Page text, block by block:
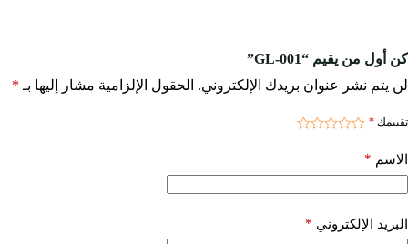
كن أول من يقيم “GL-001”
لن يتم نشر عنوان بريدك الإلكتروني. الحقول الإلزامية مشار إليها بـ *
تقييمك *
الاسم *
البريد الإلكتروني *